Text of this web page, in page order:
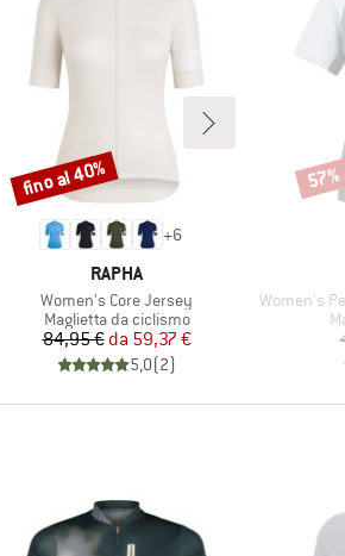
+6
MARCHIO
RAPHA
Articolo
Women's Core Jersey
Gruppo di prodotti
Maglietta da ciclismo
Prezzo
84,95 € Prezzo ridotto
da 59,37 €
5,0(2)
Sconto
fino al 40%
Articolo
Women's
57%